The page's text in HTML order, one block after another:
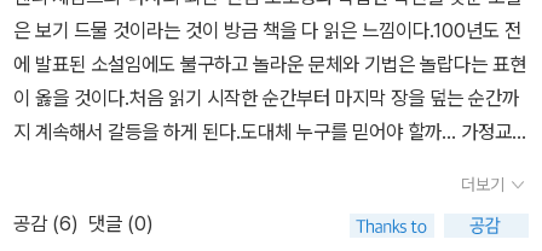
룰 수 있을 거라고 여겼다. - 37- 나의 일을 막중하고도 단순하게 여
긴다는 것이 엄청난 도움이 되었고, 돌이켜보면 나 자신을 칭송하기
까지 했다고 고백하련다! 나는 세상에서 가장 외롭고 사랑스러운 어
린아이들을 보호하고 지켜주기 위해 고곳에 있었으며, 아이들의 가련
깊고 지속적인 아픔이 되었다. 우리는 실로 세상과 단절되어 함께 위
험 속에 뭉치게 되었던 것이다. 아이드레게 나밖에 없었고, 나에겐 그
은 보기 드물 것이라는 것이 방금 책을 다 읽은 느낌이다.100년도 전
에 발표된 소설임에도 불구하고 놀라운 문체와 기법은 놀랍다는 표현
이 옳을 것이다.처음 읽기 시작한 순간부터 마지막 장을 덮는 순간까
지 계속해서 갈등을 하게 된다.도대체 누구를 믿어야 할까... 가정교사
없는 혼란에 빠지게 된다. 어느 장에서는 가정교사가 아이들을 구해
내야 한다는 신념아래 고군분투하는 모습을 보면 같이 그 상황이 안
더보기
공감 (6) 댓글 (0)